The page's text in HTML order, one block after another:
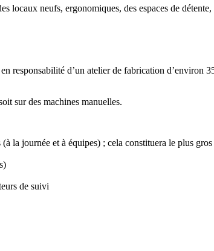
neufs, ergonomiques, des espaces de
responsabilité d’un atelier de fabrication d’environ
sur des machines manuelles.
la journée et à équipes) ; cela constituera le plus
de suivi